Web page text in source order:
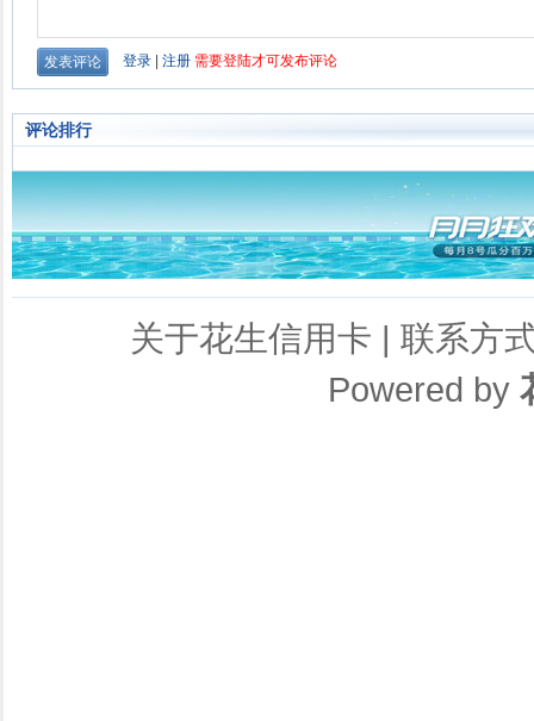
评论排行
关于花生信用卡 | 联系方
Powered by